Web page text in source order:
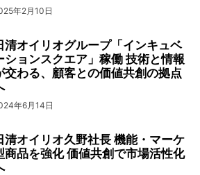
年2月10日
清オイリオグループ「インキュベ
ションスクエア」稼働 技術と情報
交わる、顧客との価値共創の拠点
年6月14日
清オイリオ久野社長 機能・マーケ
商品を強化 価値共創で市場活性化